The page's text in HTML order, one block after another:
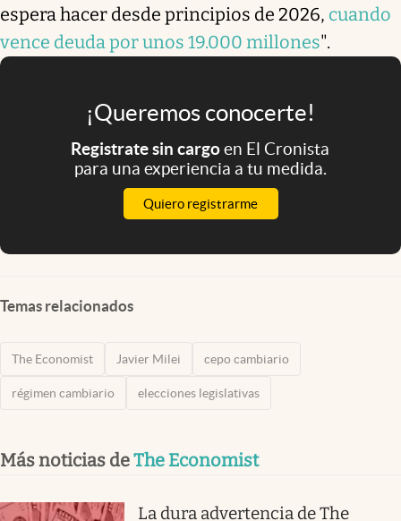
espera hacer desde principios de 2026, cuando
vence deuda por unos 19.000 millones".
¡Queremos conocerte!
Registrate sin cargoen El Cronista
para una experiencia a tu medida.
Quiero registrarme
Temas relacionados
The Economist Javier Milei cepo cambiario
régimen cambiario elecciones legislativas
Más noticias deThe Economist
La dura advertencia de The